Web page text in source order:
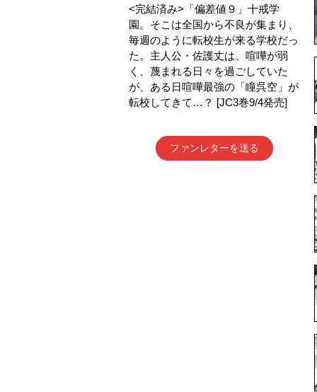
<完結済み>「偏差値９」十戒学
園。そこは全国から不良が集まり、
毎週のように転校生が来る学校だっ
た。主人公・佐護丈は、喧嘩が弱
く、蔑まれる日々を過ごしていた
が、ある日喧嘩最強の「瞳呉空」が
転校してきて…？ [JC3巻9/4発売]
ファンレターを送る